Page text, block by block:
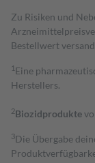
Zu Risiken und
Bestell­wert
1 Eine
Herstellers.
2Biozidprodukte
3Die Übergabe